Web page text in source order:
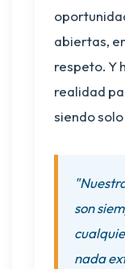
abiertas,
respeto. Y
realidad
siendo
son
nada